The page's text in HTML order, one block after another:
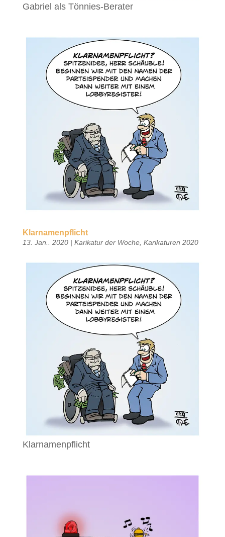
Gabriel als Tönnies-Berater
Klarnamenpflicht
13. Jan.. 2020| Karikatur der Woche, Karikaturen 2020
Klarnamenpflicht